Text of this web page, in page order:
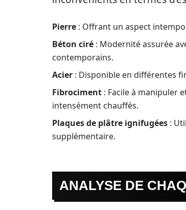
Pierre : Offrant un aspect
Béton ciré : Modernité assurée
contemporains.
Acier : Disponible en différentes
Fibrociment : Facile à manipuler
intensément chauffés.
Plaques de plâtre ignifugées :
supplémentaire.
ANALYSE DE